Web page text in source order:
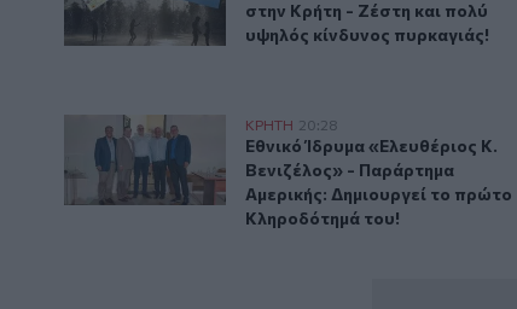
στην Κρήτη - Ζέστη και πολύ
υψηλός κίνδυνος πυρκαγιάς!
Εθνικό Ίδρυμα «Ελευθέριος Κ. Βενιζέλος» -
ΚΡΗΤΗ 20:28
Εθνικό Ίδρυμα «Ελευθέριος
Εθνικό Ίδρυμα «Ελευθέριος Κ.
Βενιζέλος» - Παράρτημα
Αμερικής: Δημιουργεί το πρώτο
Κληροδότημά του!